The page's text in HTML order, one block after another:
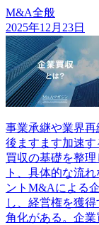
M&A全般
2025年12月23日
事業承継や業界
後ますます加速
買収の基礎を整
ト、具体的な流
ントM&Aによる
し、経営権を獲
角化がある。企